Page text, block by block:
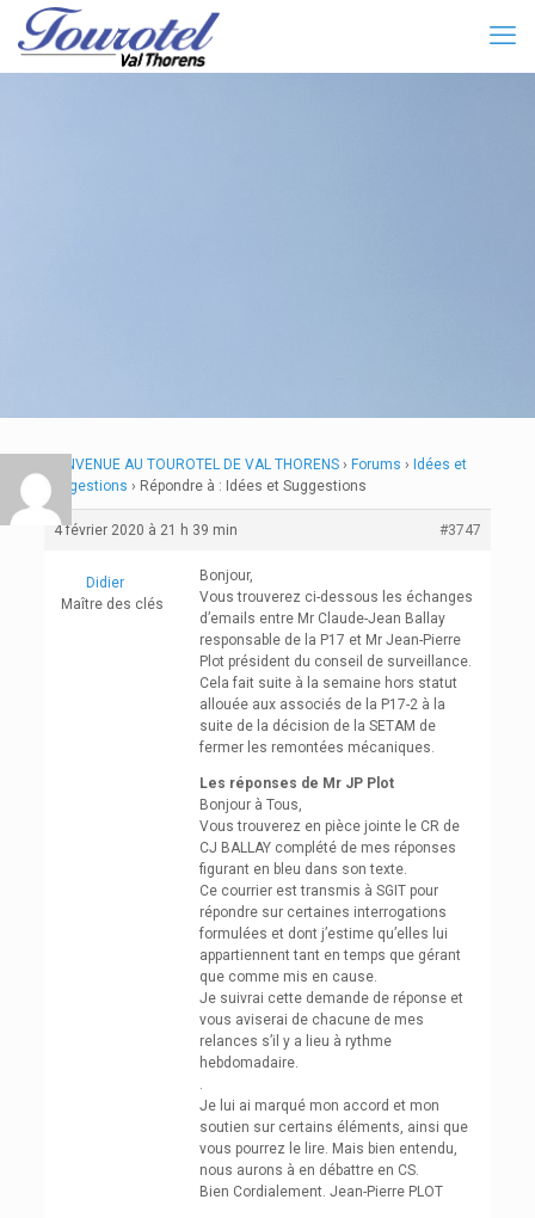
BIENVENUE AU TOUROTEL DE VAL THORENS › Forums › Idées et
Suggestions › Répondre à : Idées et Suggestions
4 février 2020 à 21 h 39 min #3747
Didier
Maître des clés
Bonjour,
Vous trouverez ci-dessous les échanges
d’emails entre Mr Claude-Jean Ballay
responsable de la P17 et Mr Jean-Pierre
Plot président du conseil de surveillance.
Cela fait suite à la semaine hors statut
allouée aux associés de la P17-2 à la
suite de la décision de la SETAM de
fermer les remontées mécaniques.
Les réponses de Mr JP Plot
Bonjour à Tous,
Vous trouverez en pièce jointe le CR de
CJ BALLAY complété de mes réponses
figurant en bleu dans son texte.
Ce courrier est transmis à SGIT pour
répondre sur certaines interrogations
formulées et dont j’estime qu’elles lui
appartiennent tant en temps que gérant
que comme mis en cause.
Je suivrai cette demande de réponse et
vous aviserai de chacune de mes
relances s’il y a lieu à rythme
hebdomadaire.
.
Je lui ai marqué mon accord et mon
soutien sur certains éléments, ainsi que
vous pourrez le lire. Mais bien entendu,
nous aurons à en débattre en CS.
Bien Cordialement. Jean-Pierre PLOT